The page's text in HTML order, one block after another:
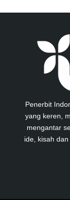
Penerbit
yang keren,
mengantar
ide, kisah